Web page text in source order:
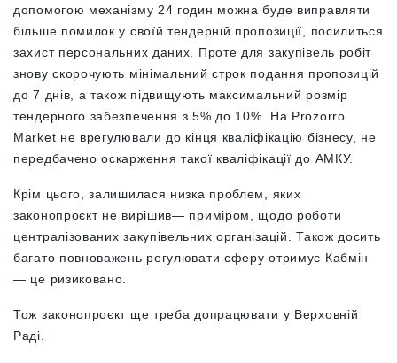
допомогою механізму 24 годин можна буде виправляти
більше помилок у своїй тендерній пропозиції, посилиться
захист персональних даних. Проте для закупівель робіт
знову скорочують мінімальний строк подання пропозицій
до 7 днів, а також підвищують максимальний розмір
тендерного забезпечення з 5% до 10%. На Prozorro
Market не врегулювали до кінця кваліфікацію бізнесу, не
передбачено оскарження такої кваліфікації до АМКУ.
Крім цього, залишилася низка проблем, яких
законопроєкт не вирішив— приміром, щодо роботи
централізованих закупівельних організацій. Також досить
багато повноважень регулювати сферу отримує Кабмін
— це ризиковано.
Тож законопроєкт ще треба допрацювати у Верховній
Раді.